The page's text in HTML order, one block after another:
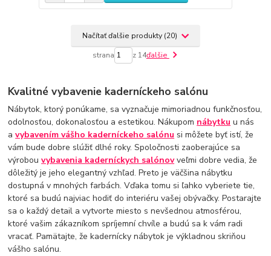
Načítať ďalšie produkty (20)
strana z 14ďalšie
Kvalitné vybavenie kaderníckeho salónu
Nábytok, ktorý ponúkame, sa vyznačuje mimoriadnou funkčnosťou,
odolnosťou, dokonalosťou a estetikou. Nákupom nábytku u nás
avybavením vášho kaderníckeho salónu si môžete byť istí, že
vám bude dobre slúžiť dlhé roky. Spoločnosti zaoberajúce sa
výrobouvybavenia kaderníckych salónovveľmi dobre vedia, že
dôležitý je jeho elegantný vzhľad. Preto je väčšina nábytku
dostupná v mnohých farbách. Vďaka tomu si ľahko vyberiete tie,
ktoré sa budú najviac hodiť do interiéru vašej obývačky. Postarajte
sa o každý detail a vytvorte miesto s nevšednou atmosférou,
ktoré vašim zákazníkom spríjemní chvíle a budú sa k vám radi
vracať. Pamätajte, že kadernícky nábytok je výkladnou skriňou
vášho salónu.